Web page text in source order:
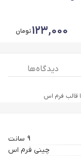
123,000تومان
دیدگاه ها
9 سانت
چینی فرم اس